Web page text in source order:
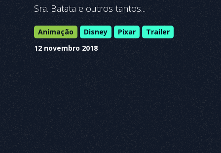
Sra. Batata e outros tantos...
Animação Disney Pixar
Trailer
12 novembro 2018